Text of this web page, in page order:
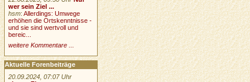
wer sein Ziel ...
hsm:Allerdings: Umwege
erhöhen die Ortskenntnisse -
und sie sind wertvoll und
bereic...
weitere Kommentare ...
Aktuelle Forenbeiträge
20.09.2024, 07:07 Uhr